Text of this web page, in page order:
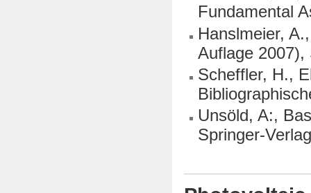
Fundamental
Hanslmeier,
Auflage 2007),
Scheffler, H.,
Unsöld, A:,
Springer-